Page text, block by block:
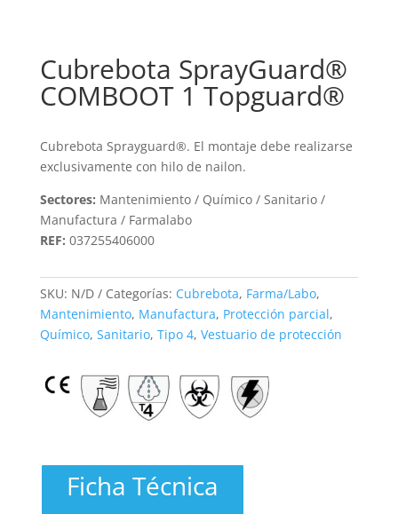
Cubrebota SprayGuard®
COMBOOT 1 Topguard®
Cubrebota Sprayguard®. El montaje debe realizarse
exclusivamente con hilo de nailon.
Sectores: Mantenimiento / Químico / Sanitario /
Manufactura / Farmalabo
REF: 037255406000
SKU: N/D Categorías: Cubrebota, Farma/Labo,
Mantenimiento, Manufactura, Protección parcial,
Químico, Sanitario, Tipo 4, Vestuario de protección
Ficha Técnica